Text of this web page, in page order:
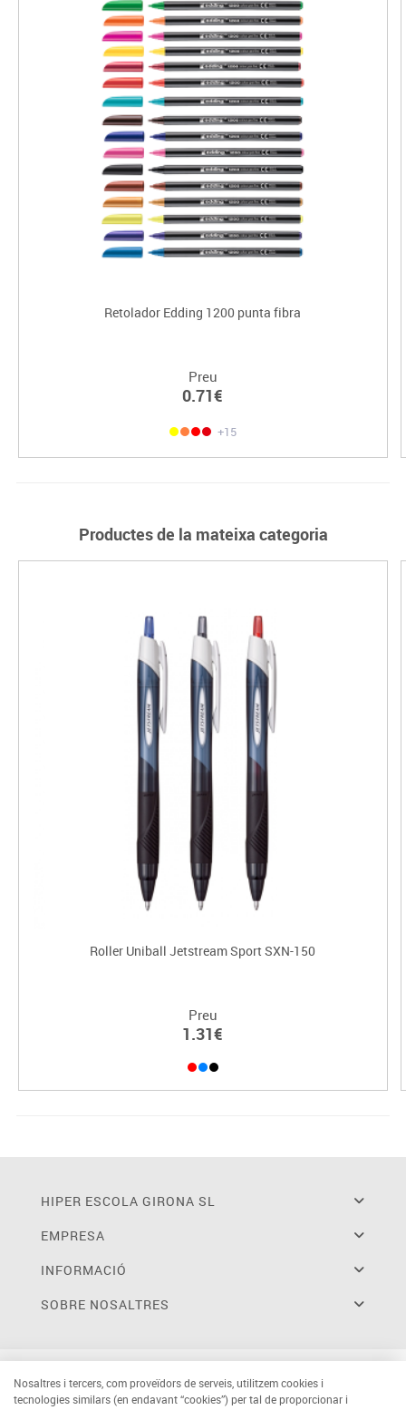
Retolador Edding 1200 punta fibra
Preu
0.71€
+15
Productes de la mateixa categoria
Roller Uniball Jetstream Sport SXN-150
Preu
1.31€
HIPER ESCOLA GIRONA SL
EMPRESA
INFORMACIÓ
SOBRE NOSALTRES
Nosaltres i tercers, com proveïdors de serveis, utilitzem cookies i
tecnologies similars (en endavant “cookies”) per tal de proporcionar i